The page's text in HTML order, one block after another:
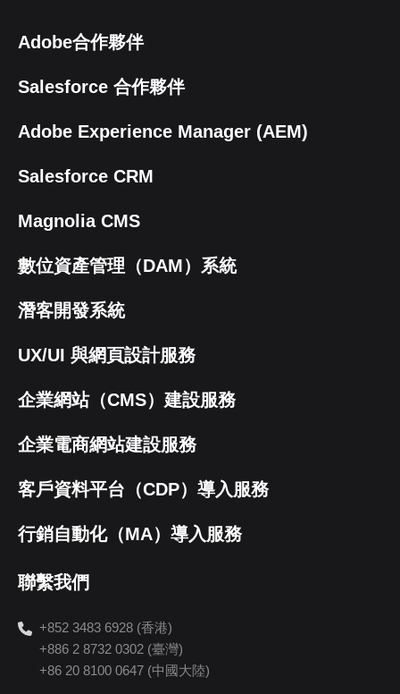
Adobe合作夥伴
Salesforce 合作夥伴
Adobe Experience Manager (AEM)
Salesforce CRM
Magnolia CMS
數位資產管理（DAM）系統
潛客開發系統
UX/UI 與網頁設計服務
企業網站（CMS）建設服務
企業電商網站建設服務
客戶資料平台（CDP）導入服務
行銷自動化（MA）導入服務
聯繫我們
+852 3483 6928 (香港)
+886 2 8732 0302 (臺灣)
+86 20 8100 0647 (中國大陸)